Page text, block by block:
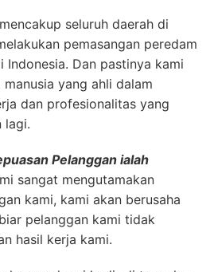
seluruh daerah di
pemasangan peredam
Indonesia. Dan pastinya kami
yang ahli dalam
dan profesionalitas yang
lagi.
Pelanggan ialah
sangat mengutamakan
kami, kami akan berusaha
pelanggan kami tidak
hasil kerja kami.